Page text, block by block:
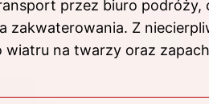
przez biuro podróży,
zakwaterowania. Z
wiatru na twarzy oraz